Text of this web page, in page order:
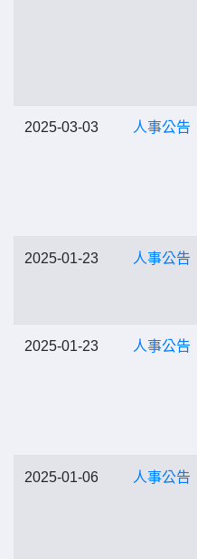
2025-03-03 人事公告
2025-01-23 人事公告
2025-01-23 人事公告
2025-01-06 人事公告